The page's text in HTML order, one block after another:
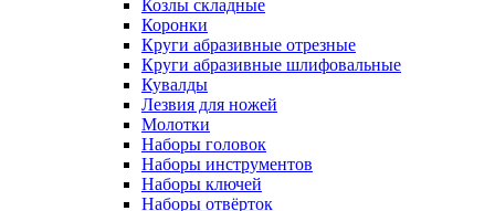
Козлы складные
Коронки
Круги абразивные отрезные
Круги абразивные шлифовальные
Кувалды
Лезвия для ножей
Молотки
Наборы головок
Наборы инструментов
Наборы ключей
Наборы отвёрток